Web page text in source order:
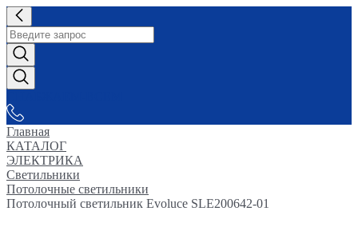
Главная
КАТАЛОГ
ЭЛЕКТРИКА
Светильники
Потолочные светильники
Потолочный светильник Evoluce SLE200642-01